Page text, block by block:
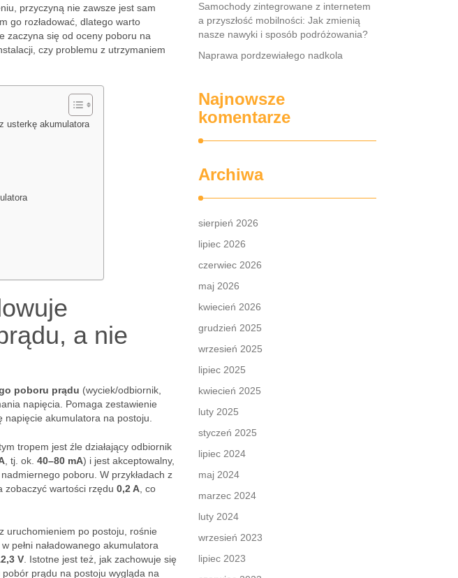
przyczyną nie zawsze jest sam
go rozładować, dlatego warto
zaczyna się od oceny poboru na
czy problemu z utrzymaniem
usterkę akumulatora
a nie
poboru prądu (wyciek/odbiornik,
napięcia. Pomaga zestawienie
akumulatora na postoju.
tropem jest źle działający odbiornik
, tj. ok. 40–80 mA) i jest akceptowalny,
nadmiernego poboru. W przykładach z
zobaczyć wartości rzędu 0,2 A , co
uruchomieniem po postoju, rośnie
pełni naładowanego akumulatora
V . Istotne jest też, jak zachowuje się
prądu na postoju wygląda na
Samochody zintegrowane z internetem
a przyszłość mobilności: Jak zmienią
nasze nawyki i sposób podróżowania?
Naprawa pordzewiałego nadkola
Najnowsze
komentarze
Archiwa
sierpień 2026
lipiec 2026
czerwiec 2026
maj 2026
kwiecień 2026
grudzień 2025
wrzesień 2025
lipiec 2025
kwiecień 2025
luty 2025
styczeń 2025
lipiec 2024
maj 2024
marzec 2024
luty 2024
wrzesień 2023
lipiec 2023